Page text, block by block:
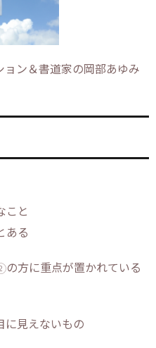
ョン＆書道家の岡部あゆみ
こと
ある
方に重点が置かれている
に見えないもの